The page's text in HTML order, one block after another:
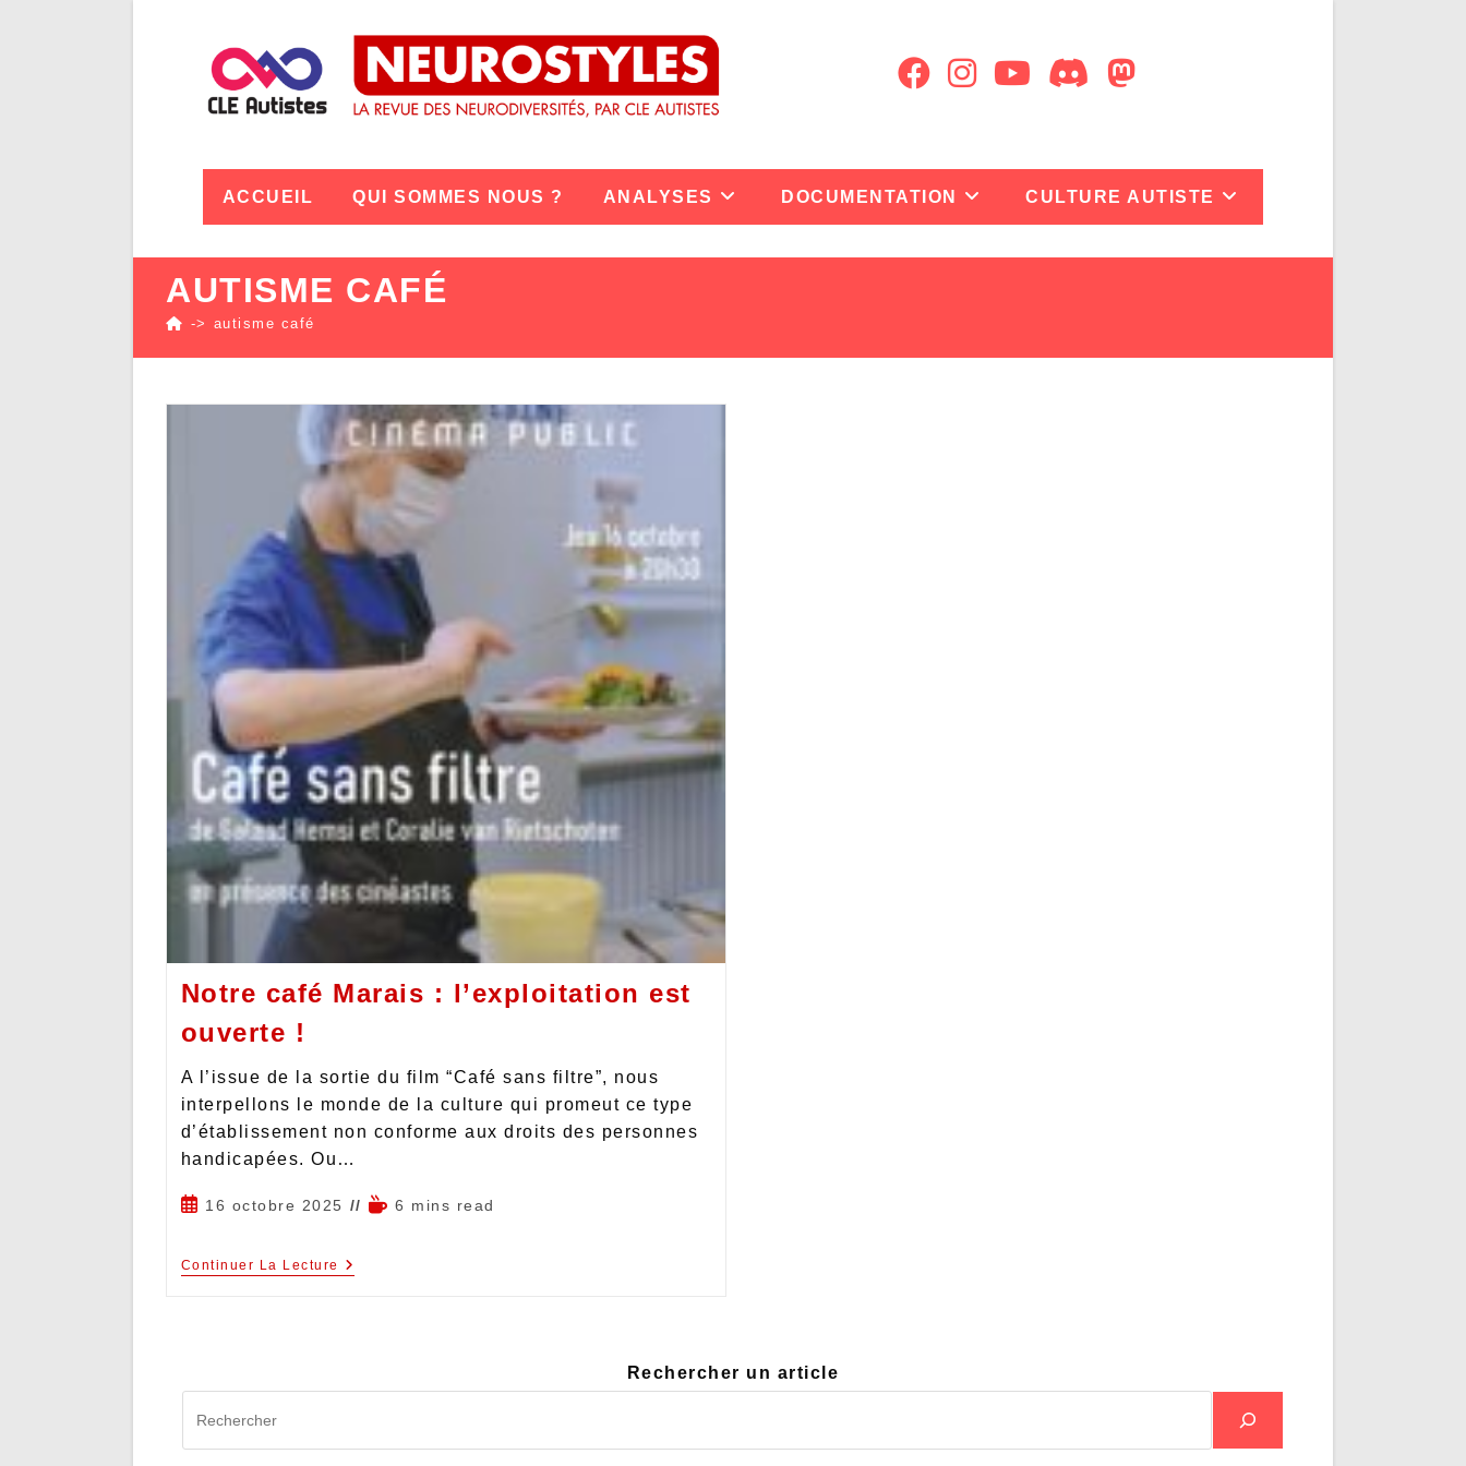
ACCUEIL QUI SOMMES NOUS ? ANALYSES DOCUMENTATION CULTURE AUTISTE
AUTISME CAFÉ
-> autisme café
Notre café Marais : l’exploitation est
ouverte !
A l’issue de la sortie du film “Café sans filtre”, nous
interpellons le monde de la culture qui promeut ce type
d’établissement non conforme aux droits des personnes
handicapées. Ou…
16 octobre 2025 6 mins read
Continuer La Lecture
Rechercher un article